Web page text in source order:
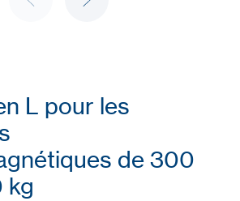
L pour les
de 300
kg